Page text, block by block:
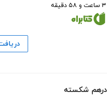
۳ ساعت و ۵۸ دقیقه
درهم شکسته